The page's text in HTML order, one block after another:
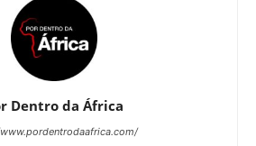
Dentro da África